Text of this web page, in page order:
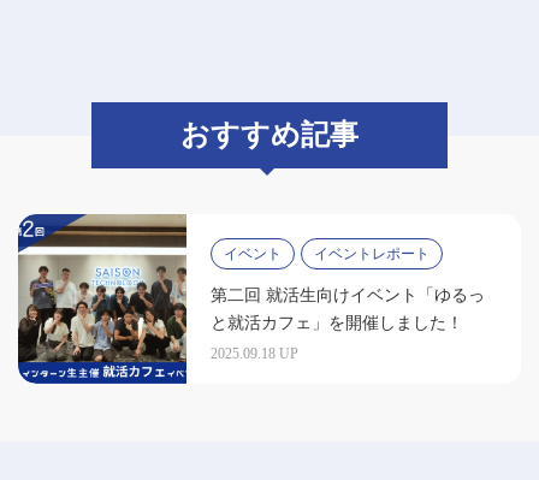
おすすめ記事
イベント イベントレポート
第二回 就活生向けイベント「ゆるっ
と就活カフェ」を開催しました！
2025.09.18 UP